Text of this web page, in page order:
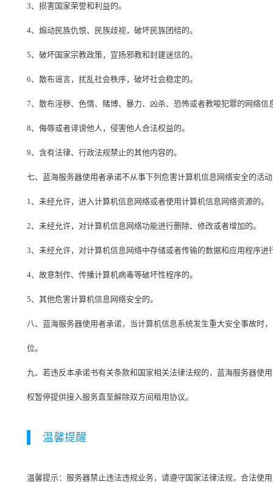
3、损害国家荣誉和利益的。
4、煽动民族仇恨、民族歧视，破坏民族团结的。
5、破坏国家宗教政策，宣扬邪教和封建迷信的。
6、散布谣言，扰乱社会秩序，破坏社会稳定的。
7、散布淫秽、色情、赌博、暴力、凶杀、恐怖或者教唆犯罪的网络信
8、侮辱或者诽谤他人，侵害他人合法权益的。
9、含有法律、行政法规禁止的其他内容的。
七、蓝海服务器使用者承诺不从事下列危害计算机信息网络安全的活
1、未经允许，进入计算机信息网络或者使用计算机信息网络资源的。
2、未经允许，对计算机信息网络功能进行删除、修改或者增加的。
3、未经允许，对计算机信息网络中存储或者传输的数据和应用程序进
4、故意制作、传播计算机病毒等破坏性程序的。
5、其他危害计算机信息网络安全的。
八、蓝海服务器使用者承诺，当计算机信息系统发生重大安全事故时
位。
九、若违反本承诺书有关条款和国家相关法律法规的，蓝海服务器使
权暂停提供接入服务直至解除双方间租用协议。
温馨提醒
温馨提示：服务器禁止违法违规业务，请遵守国家法律法规，合法使